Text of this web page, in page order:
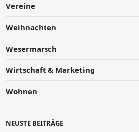
Vereine
Weihnachten
Wesermarsch
Wirtschaft & Marketing
Wohnen
NEUSTE BEITRÄGE